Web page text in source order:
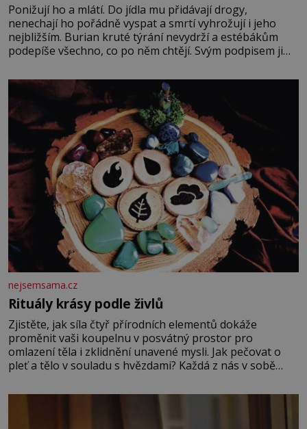
Ponižují ho a mlátí. Do jídla mu přidávají drogy,
nenechají ho pořádně vyspat a smrtí vyhrožují i jeho
nejbližším. Burian kruté týrání nevydrží a estébákům
podepíše všechno, co po něm chtějí. Svým podpisem jim
fyzický ani psychický nátlak. Syn brněnského řezníka
chce být knězem a
nejsemsama.cz
Rituály krásy podle živlů
Zjistěte, jak síla čtyř přírodních elementů dokáže
proměnit vaši koupelnu v posvátný prostor pro
omlazení těla i zklidnění unavené mysli. Jak pečovat o
pleť a tělo v souladu s hvězdami? Každá z nás v sobě
povaze, ale i v potřebách naší pokožky. Ohnivá znamení
Ženy narozené ve znamení Berana, Lva a Střelce v sobě
nesou žár, odvahu a neutuchající elán. Vaše